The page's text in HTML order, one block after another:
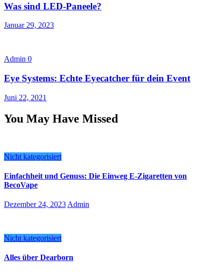
Was sind LED-Paneele?
Januar 29, 2023
Admin 0
Eye Systems: Echte Eyecatcher für dein Event
Juni 22, 2021
You May Have Missed
Nicht kategorisiert
Einfachheit und Genuss: Die Einweg E-Zigaretten von
BecoVape
Dezember 24, 2023 Admin
Nicht kategorisiert
Alles über Dearborn